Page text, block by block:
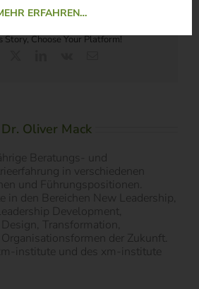
Story, Choose Your Platform!
Dr. Oliver Mack
Beratungs- und
in verschiedenen
und Führungspositionen.
in den Bereichen New Leadership,
Development,
Transformation,
der Zukunft.
institute und des xm-institute
ERFAHREN…